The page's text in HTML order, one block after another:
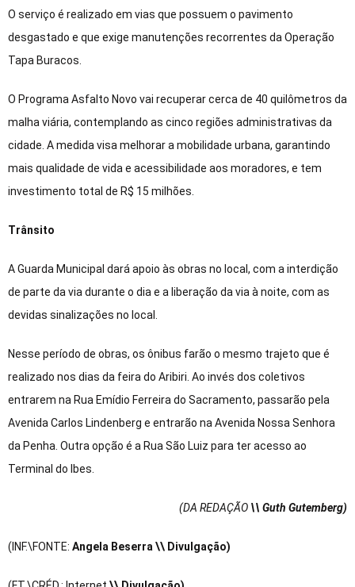
O serviço é realizado em vias que possuem o pavimento
desgastado e que exige manutenções recorrentes da Operação
Tapa Buracos.
O Programa Asfalto Novo vai recuperar cerca de 40 quilômetros da
malha viária, contemplando as cinco regiões administrativas da
cidade. A medida visa melhorar a mobilidade urbana, garantindo
mais qualidade de vida e acessibilidade aos moradores, e tem
investimento total de R$ 15 milhões.
Trânsito
A Guarda Municipal dará apoio às obras no local, com a interdição
de parte da via durante o dia e a liberação da via à noite, com as
devidas sinalizações no local.
Nesse período de obras, os ônibus farão o mesmo trajeto que é
realizado nos dias da feira do Aribiri. Ao invés dos coletivos
entrarem na Rua Emídio Ferreira do Sacramento, passarão pela
Avenida Carlos Lindenberg e entrarão na Avenida Nossa Senhora
da Penha. Outra opção é a Rua São Luiz para ter acesso ao
Terminal do Ibes.
(DA REDAÇÃO \\ Guth Gutemberg)
(INF.\FONTE: Angela Beserra \\ Divulgação)